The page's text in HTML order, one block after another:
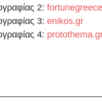
2:
3: enikos.gr
4: